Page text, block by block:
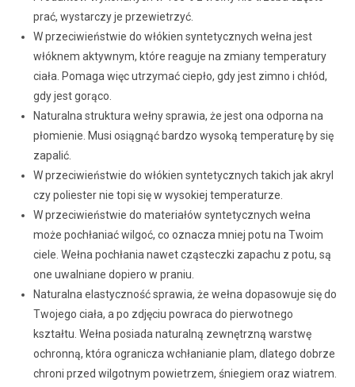
prać, wystarczy je przewietrzyć.
W przeciwieństwie do włókien syntetycznych wełna jest
włóknem aktywnym, które reaguje na zmiany temperatury
ciała. Pomaga więc utrzymać ciepło, gdy jest zimno i chłód,
gdy jest gorąco.
Naturalna struktura wełny sprawia, że jest ona odporna na
płomienie. Musi osiągnąć bardzo wysoką temperaturę by się
zapalić.
W przeciwieństwie do włókien syntetycznych takich jak akryl
czy poliester nie topi się w wysokiej temperaturze.
W przeciwieństwie do materiałów syntetycznych wełna
może pochłaniać wilgoć, co oznacza mniej potu na Twoim
ciele. Wełna pochłania nawet cząsteczki zapachu z potu, są
one uwalniane dopiero w praniu.
Naturalna elastyczność sprawia, że wełna dopasowuje się do
Twojego ciała, a po zdjęciu powraca do pierwotnego
kształtu. Wełna posiada naturalną zewnętrzną warstwę
ochronną, która ogranicza wchłanianie plam, dlatego dobrze
chroni przed wilgotnym powietrzem, śniegiem oraz wiatrem.